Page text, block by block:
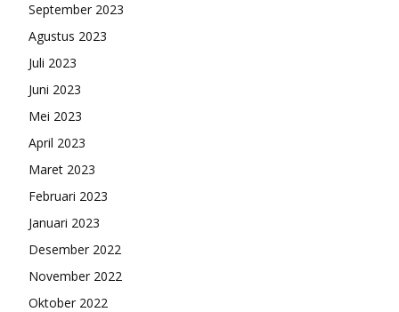
September 2023
Agustus 2023
Juli 2023
Juni 2023
Mei 2023
April 2023
Maret 2023
Februari 2023
Januari 2023
Desember 2022
November 2022
Oktober 2022